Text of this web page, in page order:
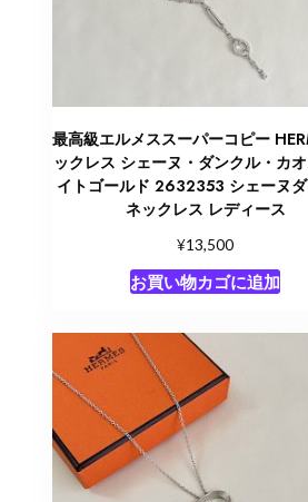
最高級エルメススーパーコピー
ックレス シェーヌ・ダンクル・カ
イトゴールド 2632353 シェーヌ
ネックレス レディース
¥13,500
お買い物カゴに追加